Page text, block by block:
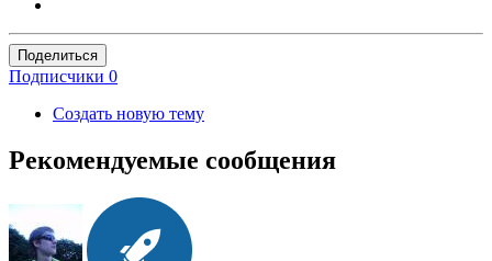
Поделиться
Подписчики 0
Создать новую тему
Рекомендуемые сообщения